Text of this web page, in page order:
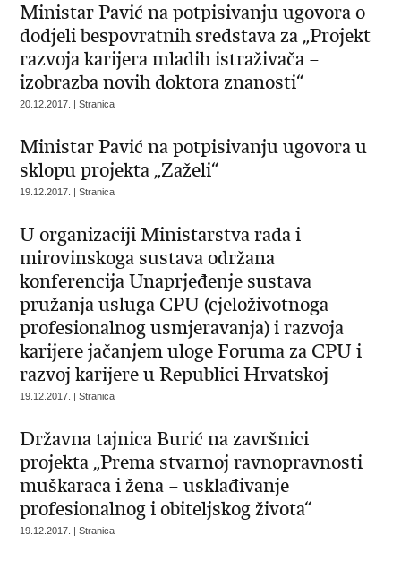
Ministar Pavić na potpisivanju ugovora o
dodjeli bespovratnih sredstava za „Projekt
razvoja karijera mladih istraživača –
izobrazba novih doktora znanosti“
20.12.2017. | Stranica
Ministar Pavić na potpisivanju ugovora u
sklopu projekta „Zaželi“
19.12.2017. | Stranica
U organizaciji Ministarstva rada i
mirovinskoga sustava održana
konferencija Unaprjeđenje sustava
pružanja usluga CPU (cjeloživotnoga
profesionalnog usmjeravanja) i razvoja
karijere jačanjem uloge Foruma za CPU i
razvoj karijere u Republici Hrvatskoj
19.12.2017. | Stranica
Državna tajnica Burić na završnici
projekta „Prema stvarnoj ravnopravnosti
muškaraca i žena – usklađivanje
profesionalnog i obiteljskog života“
19.12.2017. | Stranica